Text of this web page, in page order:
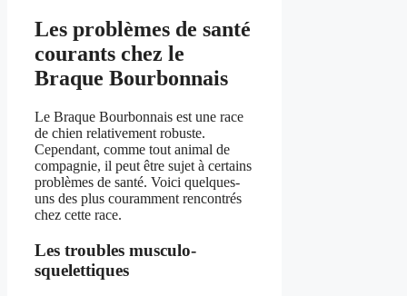
Les problèmes de santé
courants chez le
Braque Bourbonnais
Le Braque Bourbonnais est une race
de chien relativement robuste.
Cependant, comme tout animal de
compagnie, il peut être sujet à certains
problèmes de santé. Voici quelques-
uns des plus couramment rencontrés
chez cette race.
Les troubles musculo-
squelettiques